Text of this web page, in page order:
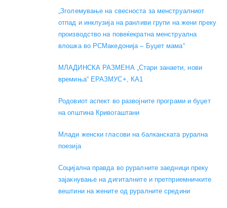
„Зголемување на свесноста за менструалниот
отпад и инклузија на ранливи групи на жени преку
производство на повеќекратна менструална
влошка во РСМакедонија – Буџет мама“
МЛАДИНСКА РАЗМЕНА „Стари занаети, нови
времиња“ ЕРАЗМУС+, КА1
Родовиот аспект во развојните програми и буџет
на општина Кривогаштани
Mлади женски гласови на балканската рурална
поезија
Социјална правда во руралните заедници преку
зајакнување на дигиталните и претприемничките
вештини на жените од руралните средини